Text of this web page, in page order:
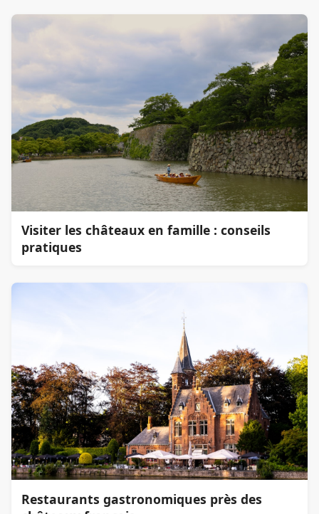
Visiter les châteaux en famille : conseils
pratiques
Restaurants gastronomiques près des